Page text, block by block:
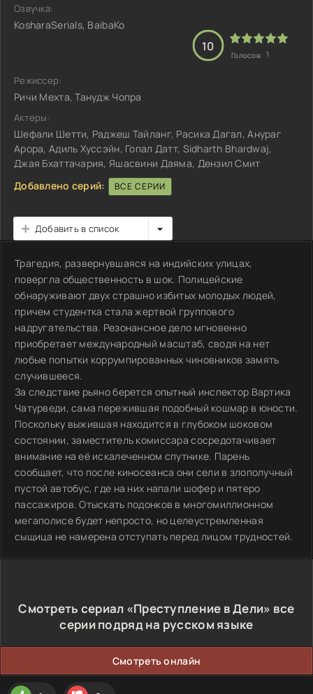
Озвучка:
KosharaSerials, BaibaKo
10
Голосов: 1
Режиссер:
Ричи Мехта, Танудж Чопра
Актеры:
Шефали Шетти, Раджеш Тайланг, Расика Дагал, Анураг
Арора, Адиль Хуссэйн, Гопал Датт, Sidharth Bhardwaj,
Джая Бхаттачария, Яшасвини Даяма, Дензил Смит
Добавлено серий:
ВСЕ СЕРИИ
Добавить в список
Трагедия, развернувшаяся на индийских улицах,
повергла общественность в шок. Полицейские
обнаруживают двух страшно избитых молодых людей,
причем студентка стала жертвой группового
надругательства. Резонансное дело мгновенно
приобретает международный масштаб, сводя на нет
любые попытки коррумпированных чиновников замять
случившееся.
За следствие рьяно берется опытный инспектор Вартика
Чатурведи, сама пережившая подобный кошмар в юности.
Поскольку выжившая находится в глубоком шоковом
состоянии, заместитель комиссара сосредотачивает
внимание на её искалеченном спутнике. Парень
сообщает, что после киносеанса они сели в злополучный
пустой автобус, где на них напали шофер и пятеро
пассажиров. Отыскать подонков в многомиллионном
мегаполисе будет непросто, но целеустремленная
сыщица не намерена отступать перед лицом трудностей.
Смотреть сериал «Преступление в Дели» все
серии подряд на русском языке
Смотреть онлайн